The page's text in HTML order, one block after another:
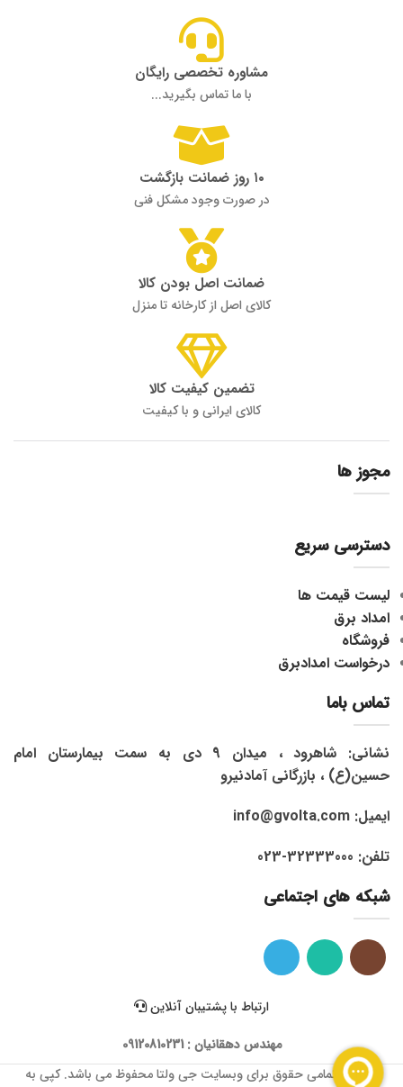
مشاوره تخصصی رایگان
با ما تماس بگیرید...
۱۰ روز ضمانت بازگشت
در صورت وجود مشکل فنی
ضمانت اصل بودن کالا
کالای اصل از کارخانه تا منزل
تضمین کیفیت کالا
کالای ایرانی و با کیفیت
مجوز ها
دسترسی سریع
لیست قیمت ها
امداد برق
فروشگاه
درخواست امدادبرق
تماس باما
نشانی: شاهرود ، میدان 9 دی به سمت بیمارستان امام
حسین(ع) ، بازرگانی آمادنیرو
ایمیل: info@gvolta.com
تلفن: 32333000-023
شبکه های اجتماعی
ارتباط با پشتیبان آنلاین
مهندس دهقانیان : 09120810231
1399 © تمامی حقوق برای وبسایت جی ولتا محفوظ می باشد. کپی به